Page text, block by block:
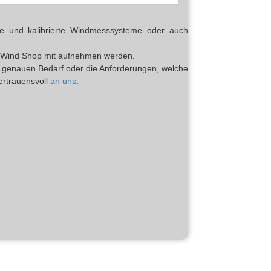
kalibrierte Windmesssysteme oder auch
Shop mit aufnehmen werden.
Bedarf oder die Anforderungen, welche
an uns